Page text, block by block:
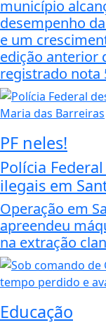
município
desempenho
e um
edição anterior
registrado nota
PF neles!
Polícia
ilegais em
Operação em
apreendeu
na extração
Educação